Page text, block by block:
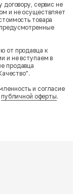
договору, сервис не
и не осуществляет
товара
от продавца к
и не вступаем в
продавца
и согласие
публичной оферты.